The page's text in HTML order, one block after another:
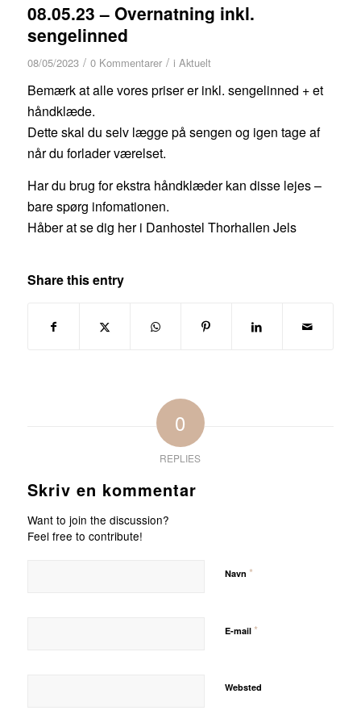
08.05.23 – Overnatning inkl.
sengelinned
08/05/2023 / 0 Kommentarer / i Aktuelt
Bemærk at alle vores priser er inkl. sengelinned + et
håndklæde.
Dette skal du selv lægge på sengen og igen tage af
når du forlader værelset.
Har du brug for ekstra håndklæder kan disse lejes –
bare spørg infomationen.
Håber at se dig her i Danhostel Thorhallen Jels
Share this entry
0
REPLIES
Skriv en kommentar
Want to join the discussion?
Feel free to contribute!
Navn *
E-mail *
Websted